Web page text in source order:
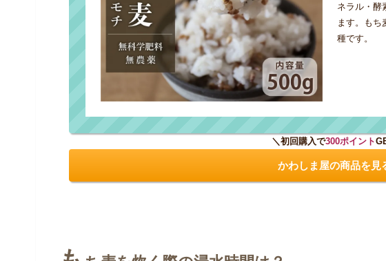
ネラル・酵
ます。もち
種です。
＼初回購入で300ポイント
かわしま屋の商品を見